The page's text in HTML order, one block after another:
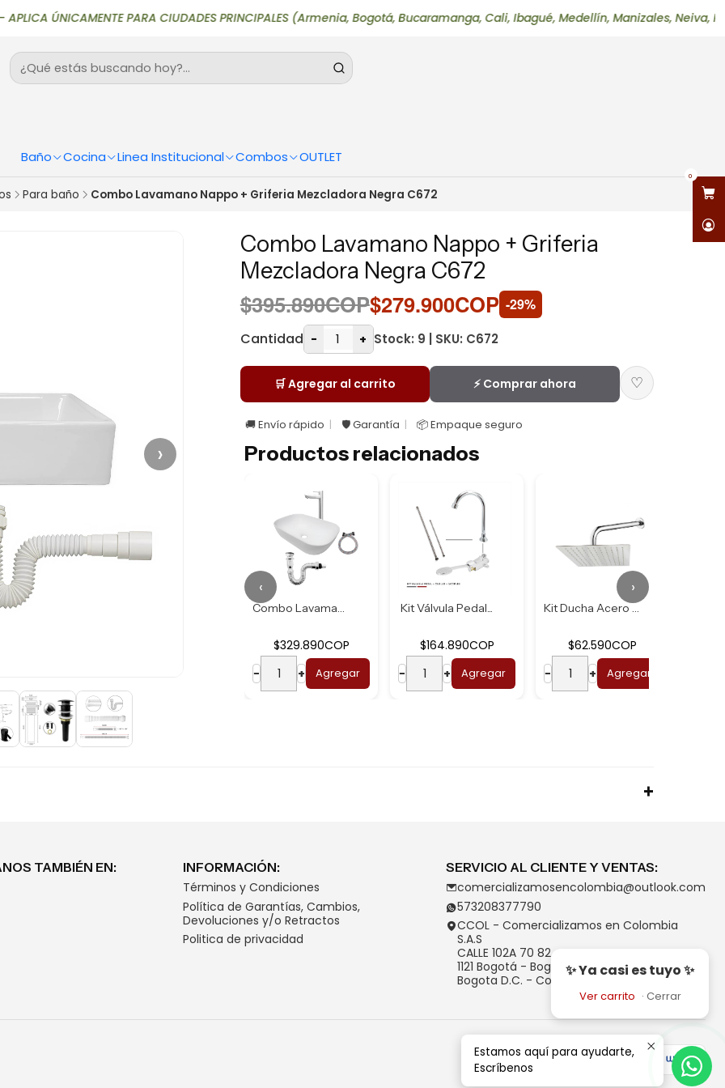
Baño Cocina Linea Institucional Combos OUTLET
0
ÚNICAMENTE PARA CIUDADES PRINCIPALES (Armenia, Bogotá, Bucaramanga, Cali, Ibagué, Medellín, Manizales, Neiva,
Para baño Combo Lavamano Nappo + Griferia Mezcladora Negra C672
›
Combo Lavamano Nappo + Griferia
Mezcladora Negra C672
$395.890COP$279.900COP -29%
Cantidad - + Stock: 9 | SKU: C672
🛒 Agregar al carrito ⚡ Comprar ahora ♡
🚚 Envío rápido 🛡️ Garantía 📦 Empaque seguro
Productos relacionados
Combo Lavamanos B...
$329.890COP
−
+ Agregar
Kit Válvula Pedal...
$164.890COP
−
+ Agregar
Kit Ducha Acero U...
$62.590COP
−
+ Agregar
‹ ›
✨ Ya casi es tuyo ✨
Ver carrito · Cerrar
TAMBIÉN EN:
INFORMACIÓN:
Términos y Condiciones
Política de Garantías, Cambios,
Devoluciones y/o Retractos
Politica de privacidad
SERVICIO AL CLIENTE Y VENTAS:
comercializamosencolombia@outlook.com
573208377790
CCOL - Comercializamos en Colombia
S.A.S
CALLE 102A 70 82
1121 Bogotá - Bogotá D.C.
Bogota D.C. - Colombia
Estamos aquí para ayudarte,
Escríbenos